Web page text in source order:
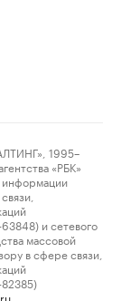
1995–
«РБК»
информации
и сетевого
массовой
в сфере связи,